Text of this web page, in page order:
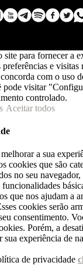
site para fornecer a
e
com o uso
pode visitar
controlado.
Aceitar todos
a sua
cookies que são
no seu
que nos ajudam a
cookies serão
consentimento.
Porém, a
sua experiência de
de privacidade